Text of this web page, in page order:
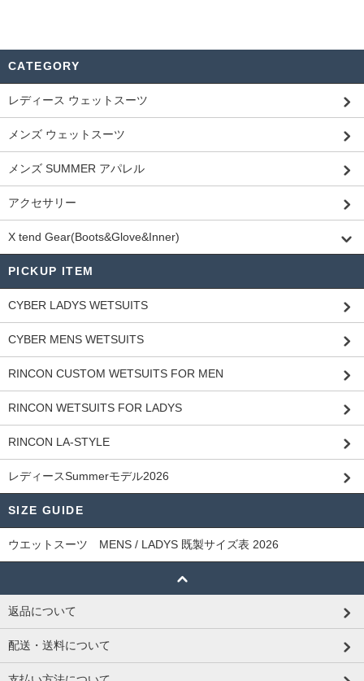
CATEGORY
レディース ウェットスーツ
メンズ ウェットスーツ
メンズ SUMMER アパレル
アクセサリー
X tend Gear(Boots&Glove&Inner)
PICKUP ITEM
CYBER LADYS WETSUITS
CYBER MENS WETSUITS
RINCON CUSTOM WETSUITS FOR MEN
RINCON WETSUITS FOR LADYS
RINCON LA-STYLE
レディースSummerモデル2026
SIZE GUIDE
ウエットスーツ MENS / LADYS 既製サイズ表 2026
返品について
配送・送料について